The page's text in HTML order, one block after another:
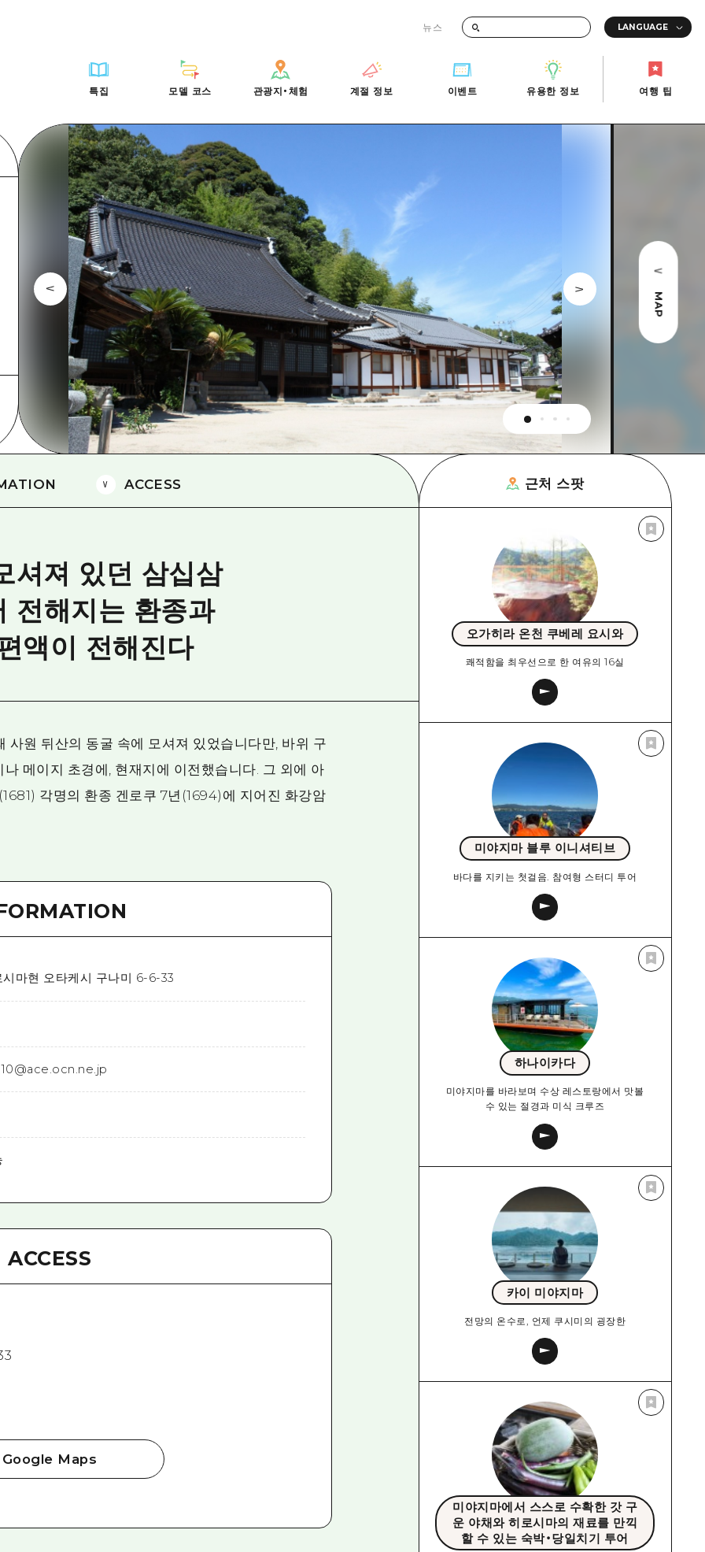
뉴스
특집
사이클링
쇼핑
스포츠
나이트 라이프
세계유산
배움과 체험
기준
역사/문화
치유
자연
모델 코스
Hiroshima 공식 가이드
Moshimo Travel
히로시마시 주변
아키(安芸)
빈고(備後)
비북(備北)
게이호쿠(芸北)
미야지마(宮島) 주변
야마구치(山口)현 동부
2박 3일
관광지・체험
목록
히로시마시 주변
아키(安芸)
빈고(備後)
비북(備北)
게이호쿠(芸北)
미야지마(宮島) 주변
야마구치(山口)현 동부
에히메(愛媛)현
시마네(島根)현
계절 정보
이벤트
유용한 정보
보조 트래픽 요약
시설 혼잡 상황
히로시마 OMOTENASHI 패스
수하물 보관 및 배송 서비스
HIROSHIMA FREE Wi-Fi
외국인 여행자용 거리 관광안내소
자원봉사 가이드
히로시마현내 매력을 동영상으로 소개!
자주 묻는 질문
여행 팁
세계유산
기준
역사/문화
자연
Travel
아키(安芸)
빈고(備後)
게이호쿠(芸北)
미야지마(宮島) 주변
야마구치(山口)현 동부
반나절
히로시마시 주변
아키(安芸)
비북(備北)
게이호쿠(芸北)
미야지마(宮島) 주변
야마구치(山口)현 동부
에히메(愛媛)현
시마네(島根)현
외국인 여행자용 거리 관광안내소
자원봉사 가이드
자주 묻는 질문
재해가 발생했을 때의 교통 정보
관광 안내 책자
MAP
ACCESS
셔져 있던 삼십삼
전해지는 환종과
액이 전해진다
사원 뒤산의 동굴 속에 모셔져 있었습니다만, 바위 구
메이지 초경에, 현재지에 이전했습니다. 그 외에 아
각명의 환종 겐로쿠 7년(1694)에 지어진 화강암
시마현 오타케시 구나미 6-6-33
ACCESS
Google Maps
근처 스팟
오가히라 온천 쿠베레 요시와
쾌적함을 최우선으로 한 여유의 16실
미야지마 블루 이니셔티브
바다를 지키는 첫걸음. 참여형 스터디 투어
하나이카다
미야지마를 바라보며 수상 레스토랑에서 맛볼
수 있는 절경과 미식 크루즈
카이 미야지마
전망의 온수로, 언제 쿠시미의 굉장한
미야지마에서 스스로 수확한 갓 구
운 야채와 히로시마의 재료를 만끽
할 수 있는 숙박・당일치기 투어